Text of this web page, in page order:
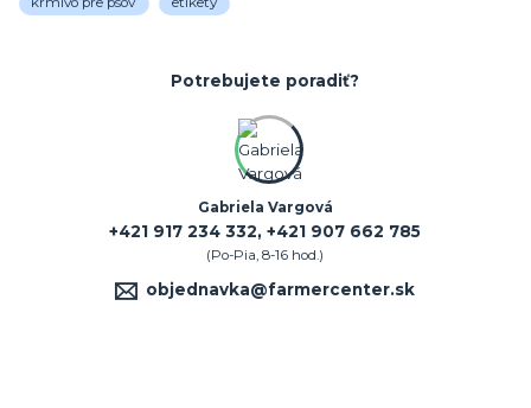
Potrebujete poradiť?
Gabriela Vargová
+421 917 234 332, +421 907 662 785
(Po-Pia, 8-16 hod.)
objednavka@farmercenter.sk